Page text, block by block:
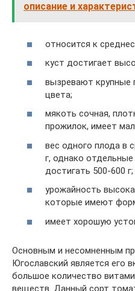
описание и
относится к
куст достигает
вызревают крупные
цвета;
мякоть сочная,
прожилок, имеет
вес одного плода в
г, однако
достигать 500-600 г;
урожайность
которые имеют
имеет хорошую
Основным и несомненным
Югославский является его
большое количество
веществ. Данный сорт